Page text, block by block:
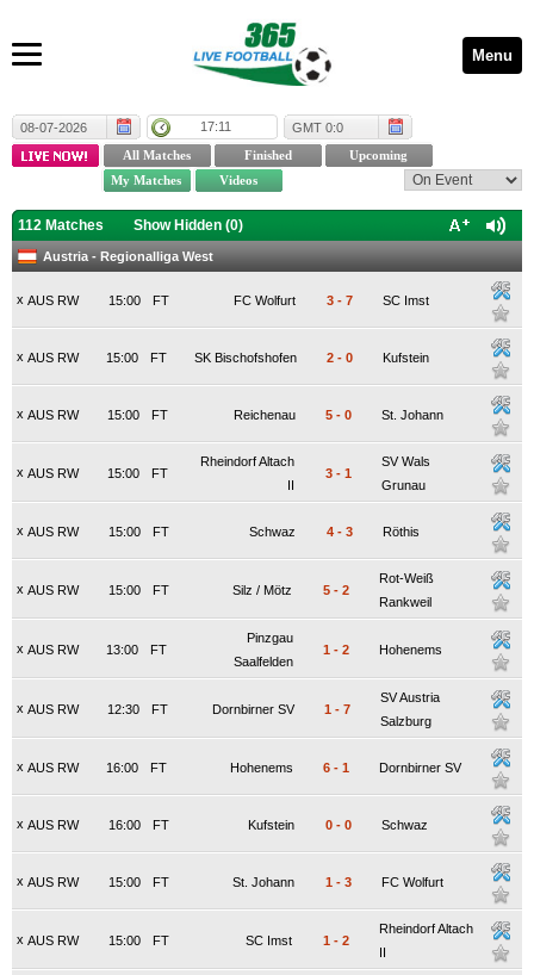
Menu
08-07-2026 17:11 GMT 0:0
112 Matches Show Hidden (0)
Austria - Regionalliga West
x AUS RW FT
15:00 FC Wolfurt 3 - 7 SC Imst
x AUS RW FT
15:00 SK Bischofshofen 2 - 0 Kufstein
x AUS RW FT
15:00 Reichenau 5 - 0 St. Johann
x AUS RW FT
15:00
Rheindorf Altach
II
3 - 1
SV Wals
Grunau
x AUS RW FT
15:00 Schwaz 4 - 3 Röthis
x AUS RW FT
15:00 Silz / Mötz 5 - 2
Rot-Weiß
Rankweil
x AUS RW FT
13:00
Pinzgau
Saalfelden
1 - 2 Hohenems
x AUS RW FT
12:30 Dornbirner SV 1 - 7
SV Austria
Salzburg
x AUS RW FT
16:00 Hohenems 6 - 1 Dornbirner SV
x AUS RW FT
16:00 Kufstein 0 - 0 Schwaz
x AUS RW FT
15:00 St. Johann 1 - 3 FC Wolfurt
x AUS RW FT
15:00 SC Imst 1 - 2
Rheindorf Altach
II